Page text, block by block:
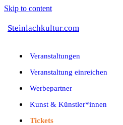
Skip to content
Steinlachkultur.com
Veranstaltungen
Veranstaltung einreichen
Werbepartner
Kunst & Künstler*innen
Tickets